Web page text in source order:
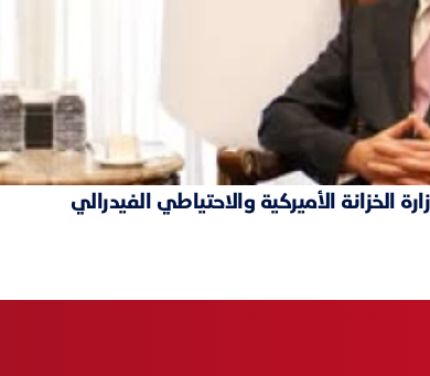
الأميركية والاحتياطي الفيدرالي